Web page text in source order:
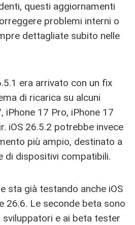
questi aggiornamenti
problemi interni o
dettagliate subito nelle
era arrivato con un fix
di ricarica su alcuni
iPhone 17 Pro, iPhone 17
iOS 26.5.2 potrebbe invece
più ampio, destinato a
di dispositivi compatibili.
sta già testando anche iOS
26.6. Le seconde beta sono
e ai beta tester